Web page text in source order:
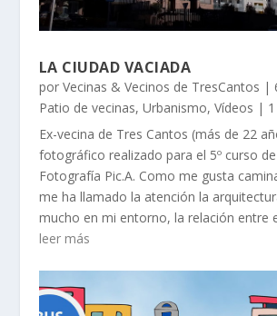
LA CIUDAD VACIADA
por Vecinas & Vecinos de TresCantos |
Patio de vecinas, Urbanismo, Vídeos |
Ex-vecina de Tres Cantos (más de 22
fotográfico realizado para el 5º curso
Fotografía Pic.A. Como me gusta
me ha llamado la atención la
mucho en mi entorno, la relación entre
leer más